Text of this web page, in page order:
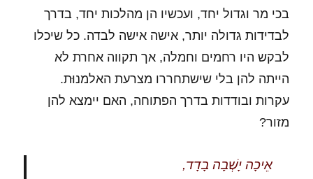
בכי מר וגדול יחד, ועכשיו הן מהלכות יחד, בדרך
לבדידות גדולה יותר, אישה אישה לבדה. כל שיכלו
לבקש היו רחמים וחמלה, אך תקווה אחרת לא
הייתה להן בלי שישתחררו מצרעת האלמנוּת.
עקרות ובודדות בדרך הפתוחה, האם יימצא להן
מזור?
אֵיכָה יָשְׁבָה בָדָד,